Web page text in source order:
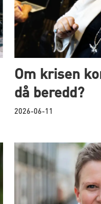
Om krisen
då beredd?
2026-06-11